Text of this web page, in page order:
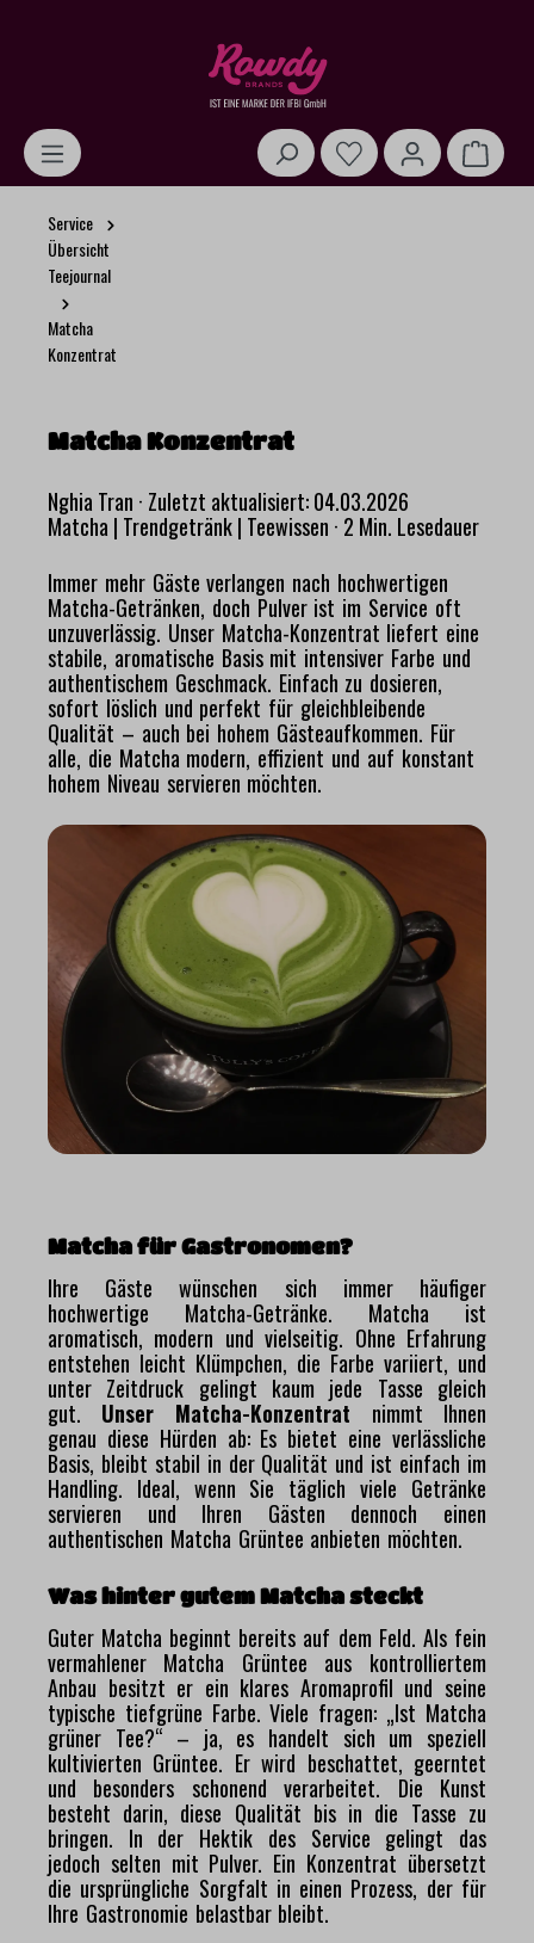
Service
Übersicht
Teejournal
Matcha
Konzentrat
Matcha Konzentrat
Nghia Tran · Zuletzt aktualisiert: 04.03.2026
Matcha | Trendgetränk | Teewissen · 2 Min. Lesedauer
Immer mehr Gäste verlangen nach hochwertigen
Matcha-Getränken, doch Pulver ist im Service oft
unzuverlässig. Unser Matcha-Konzentrat liefert eine
stabile, aromatische Basis mit intensiver Farbe und
authentischem Geschmack. Einfach zu dosieren,
sofort löslich und perfekt für gleichbleibende
Qualität – auch bei hohem Gästeaufkommen. Für
alle, die Matcha modern, effizient und auf konstant
hohem Niveau servieren möchten.
Matcha für Gastronomen?
Ihre Gäste wünschen sich immer häufiger
hochwertige Matcha-Getränke. Matcha ist
aromatisch, modern und vielseitig. Ohne Erfahrung
entstehen leicht Klümpchen, die Farbe variiert, und
unter Zeitdruck gelingt kaum jede Tasse gleich
gut. Unser Matcha-Konzentrat nimmt Ihnen
genau diese Hürden ab: Es bietet eine verlässliche
Basis, bleibt stabil in der Qualität und ist einfach im
Handling. Ideal, wenn Sie täglich viele Getränke
servieren und Ihren Gästen dennoch einen
authentischen Matcha Grüntee anbieten möchten.
Was hinter gutem Matcha steckt
Guter Matcha beginnt bereits auf dem Feld. Als fein
vermahlener Matcha Grüntee aus kontrolliertem
Anbau besitzt er ein klares Aromaprofil und seine
typische tiefgrüne Farbe. Viele fragen: „Ist Matcha
grüner Tee?“ – ja, es handelt sich um speziell
kultivierten Grüntee. Er wird beschattet, geerntet
und besonders schonend verarbeitet. Die Kunst
besteht darin, diese Qualität bis in die Tasse zu
bringen. In der Hektik des Service gelingt das
jedoch selten mit Pulver. Ein Konzentrat übersetzt
die ursprüngliche Sorgfalt in einen Prozess, der für
Ihre Gastronomie belastbar bleibt.